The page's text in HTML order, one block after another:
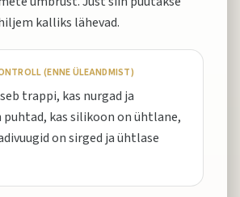
kalliks lähevad.
(ENNE ÜLEANDMIST)
trappi, kas nurgad ja
puhtad, kas silikoon on ühtlane,
on sirged ja ühtlase